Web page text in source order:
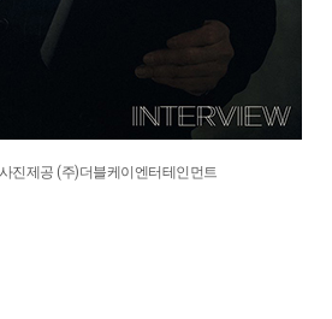
사진제공 (주)더블케이엔터테인먼트